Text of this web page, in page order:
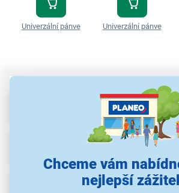
Chceme vám
nejlepší
Univerzální pánve Univerzální pánve
Parametry
Recenze(2)
Ke stažení(1)